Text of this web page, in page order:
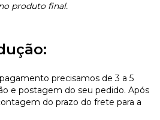
produto final.
precisamos de 3 a 5
e postagem do seu pedido. Após
do prazo do frete para a